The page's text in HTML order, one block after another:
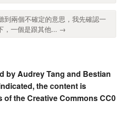
到兩個不確定的意思，我先確認一
，一個是跟其他... →
by Audrey Tang and Bestian
the content is
of the Creative Commons CC0